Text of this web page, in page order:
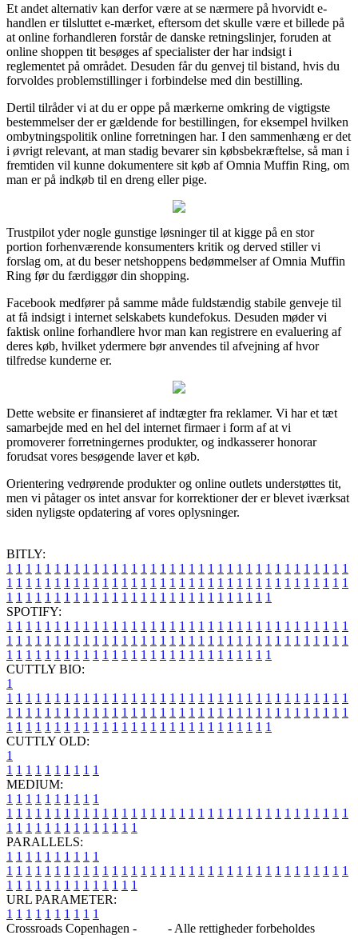
Et andet alternativ kan derfor være at se nærmere på hvorvidt e-
handlen er tilsluttet e-mærket, eftersom det skulle være et billede på
at online forhandleren forstår de danske retningslinjer, foruden at
online shoppen tit besøges af specialister der har indsigt i
reglementet på området. Desuden får du genvej til bistand, hvis du
forvoldes problemstillinger i forbindelse med din bestilling.
Dertil tilråder vi at du er oppe på mærkerne omkring de vigtigste
bestemmelser der er gældende for bestillingen, for eksempel hvilken
ombytningspolitik online forretningen har. I den sammenhæng er det
i øvrigt relevant, at man stadig bevarer sin købsbekræftelse, så man i
fremtiden vil kunne dokumentere sit køb af Omnia Muffin Ring, om
man er på indkøb til en dreng eller pige.
Trustpilot yder nogle gunstige løsninger til at kigge på en stor
portion forhenværende konsumenters kritik og derved stiller vi
forslag om, at du beser netshoppens bedømmelser af Omnia Muffin
Ring før du færdiggør din shopping.
Facebook medfører på samme måde fuldstændig stabile genveje til
at få indsigt i internet selskabets kundefokus. Desuden møder vi
faktisk online forhandlere hvor man kan registrere en evaluering af
deres køb, hvilket ydermere bør anvendes til afvejning af hvor
tilfredse kunderne er.
Dette website er finansieret af indtægter fra reklamer. Vi har et tæt
samarbejde med en hel del internet firmaer i form af at vi
promoverer forretningernes produkter, og indkasserer honorar
forudsat vores besøgende laver et køb.
Orientering vedrørende produkter og online outlets understøttes tit,
men vi påtager os intet ansvar for korrektioner der er blevet iværksat
siden nyligste opdatering af vores oplysninger.
BITLY:
1 1 1 1 1 1 1 1 1 1 1 1 1 1 1 1 1 1 1 1 1 1 1 1 1 1 1 1 1 1 1 1 1 1 1 1
1 1 1 1 1 1 1 1 1 1 1 1 1 1 1 1 1 1 1 1 1 1 1 1 1 1 1 1 1 1 1 1 1 1 1 1
1 1 1 1 1 1 1 1 1 1 1 1 1 1 1 1 1 1 1 1 1 1 1 1 1 1 1 1
SPOTIFY:
1 1 1 1 1 1 1 1 1 1 1 1 1 1 1 1 1 1 1 1 1 1 1 1 1 1 1 1 1 1 1 1 1 1 1 1
1 1 1 1 1 1 1 1 1 1 1 1 1 1 1 1 1 1 1 1 1 1 1 1 1 1 1 1 1 1 1 1 1 1 1 1
1 1 1 1 1 1 1 1 1 1 1 1 1 1 1 1 1 1 1 1 1 1 1 1 1 1 1 1
CUTTLY BIO:
1
1 1 1 1 1 1 1 1 1 1 1 1 1 1 1 1 1 1 1 1 1 1 1 1 1 1 1 1 1 1 1 1 1 1 1 1
1 1 1 1 1 1 1 1 1 1 1 1 1 1 1 1 1 1 1 1 1 1 1 1 1 1 1 1 1 1 1 1 1 1 1 1
1 1 1 1 1 1 1 1 1 1 1 1 1 1 1 1 1 1 1 1 1 1 1 1 1 1 1 1
CUTTLY OLD:
1
1 1 1 1 1 1 1 1 1 1
MEDIUM:
1 1 1 1 1 1 1 1 1 1
1 1 1 1 1 1 1 1 1 1 1 1 1 1 1 1 1 1 1 1 1 1 1 1 1 1 1 1 1 1 1 1 1 1 1 1
1 1 1 1 1 1 1 1 1 1 1 1 1 1
PARALLELS:
1 1 1 1 1 1 1 1 1 1
1 1 1 1 1 1 1 1 1 1 1 1 1 1 1 1 1 1 1 1 1 1 1 1 1 1 1 1 1 1 1 1 1 1 1 1
1 1 1 1 1 1 1 1 1 1 1 1 1 1
URL PARAMETER:
1 1 1 1 1 1 1 1 1 1
Crossroads Copenhagen -
- Alle rettigheder forbeholdes